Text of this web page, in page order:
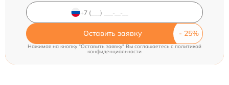
Оставить заявку
Нажимая на кнопку "Оставить заявку" Вы соглашаетесь c политикой
конфиденциальности